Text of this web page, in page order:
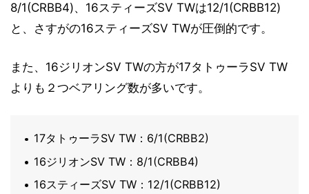
8/1(CRBB4)、16スティーズSV TWは12/1(CRBB12)
と、さすがの16スティーズSV TWが圧倒的です。
また、16ジリオンSV TWの方が17タトゥーラSV TW
よりも２つベアリング数が多いです。
17タトゥーラSV TW：6/1(CRBB2)
16ジリオンSV TW：8/1(CRBB4)
16スティーズSV TW：12/1(CRBB12)